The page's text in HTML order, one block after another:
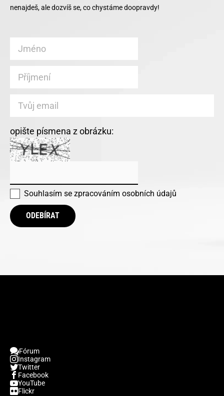
nenajdeš, ale dozvíš se, co chystáme doopravdy!
opište písmena z obrázku:
Souhlasím se zpracováním osobních údajů
ODEBÍRAT
Fórum
Instagram
Twitter
Facebook
YouTube
Flickr